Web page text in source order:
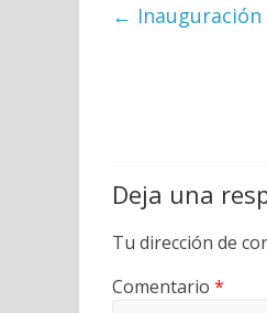
← Inauguración
Deja una
Tu dirección de
Comentario *